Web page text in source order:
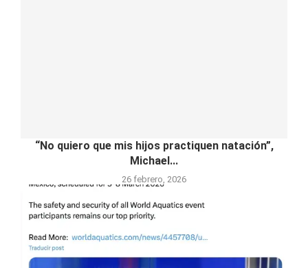
“No quiero que mis hijos practiquen natación”,
Michael...
26 febrero, 2026